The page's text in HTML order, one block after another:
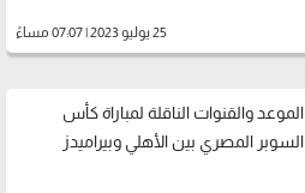
25 يوليو 2023 | 07:07 مساءً
الموعد والقنوات الناقلة لمباراة كأس
السوبر المصري بين الأهلي وبيراميدز